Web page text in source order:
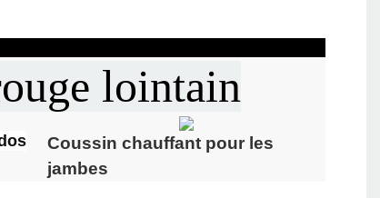
lointain
Coussin chauffant pour les
jambes